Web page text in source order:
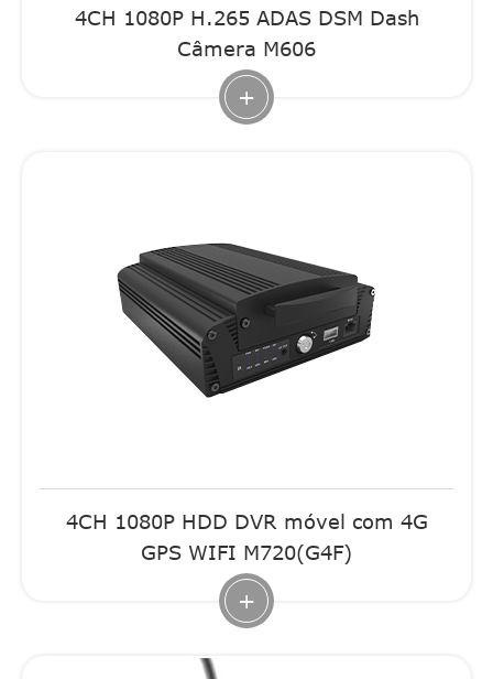
4CH 1080P H.265 ADAS DSM Dash
Câmera M606
+
4CH 1080P HDD DVR móvel com 4G
GPS WIFI M720(G4F)
+